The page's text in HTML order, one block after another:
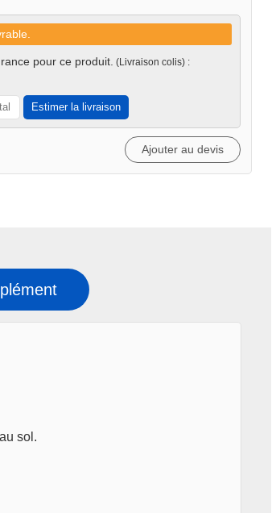
pour ce produit. (Livraison colis) :
Estimer la livraison
Ajouter au devis
sol.